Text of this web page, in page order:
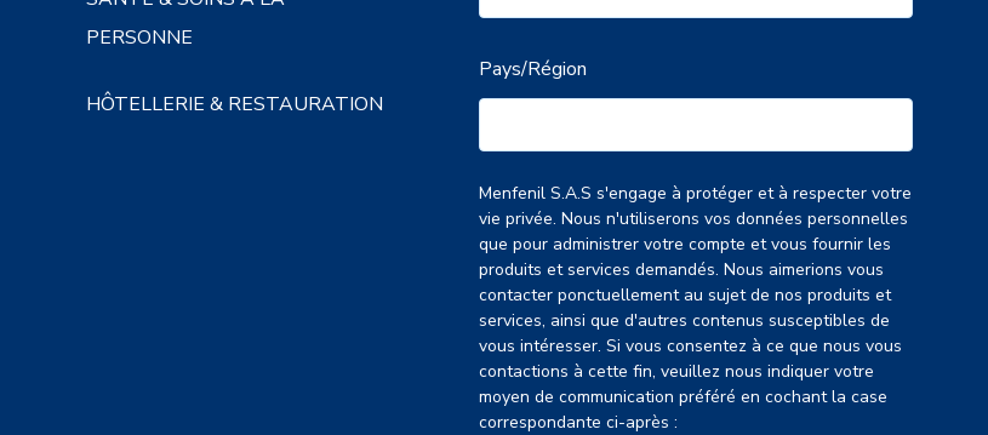
PERSONNE
HÔTELLERIE & RESTAURATION
Pays/Région
Menfenil S.A.S s'engage à protéger et à respecter votre
vie privée. Nous n'utiliserons vos données personnelles
que pour administrer votre compte et vous fournir les
produits et services demandés. Nous aimerions vous
contacter ponctuellement au sujet de nos produits et
services, ainsi que d'autres contenus susceptibles de
vous intéresser. Si vous consentez à ce que nous vous
contactions à cette fin, veuillez nous indiquer votre
moyen de communication préféré en cochant la case
correspondante ci-après :